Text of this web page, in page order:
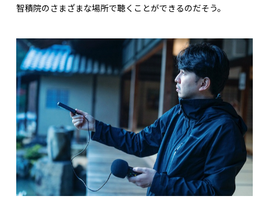
智積院のさまざまな場所で聴くことができるのだそう。